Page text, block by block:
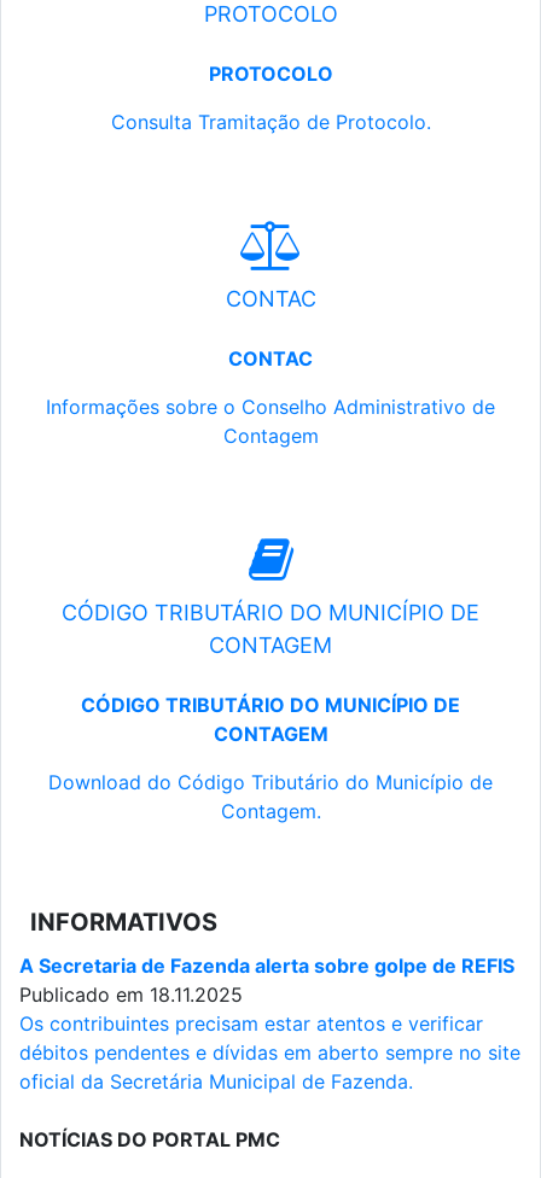
PROTOCOLO
PROTOCOLO
Consulta Tramitação de Protocolo.
CONTAC
CONTAC
Informações sobre o Conselho Administrativo de
Contagem
CÓDIGO TRIBUTÁRIO DO MUNICÍPIO DE
CONTAGEM
CÓDIGO TRIBUTÁRIO DO MUNICÍPIO DE
CONTAGEM
Download do Código Tributário do Município de
Contagem.
INFORMATIVOS
A Secretaria de Fazenda alerta sobre golpe de REFIS
Publicado em 18.11.2025
Os contribuintes precisam estar atentos e verificar
débitos pendentes e dívidas em aberto sempre no site
oficial da Secretária Municipal de Fazenda.
NOTÍCIAS DO PORTAL PMC